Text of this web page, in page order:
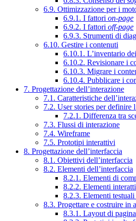
6.9. Ottimizzazione per i
6.9.1. I fattori on-page
6.9.2. I fattori off-page
6.9.3. Strumenti di
6.10. Gestire i contenuti
6.10.1. L’inventario
6.10.2. Revisionare i
6.10.3. Migrare i
6.10.4. Pubblicare i
7. Progettazione dell’interazione
7.1. Caratteristiche
7.2. User stories per definire
7.2.1. Differenza tra
7.3. Flussi di interazione
7.4. Wireframe
7.5. Prototipi interattivi
8. Progettazione dell’interfaccia
8.1. Obiettivi dell’interfaccia
8.2. Elementi dell’interfaccia
8.2.1. Elementi di
8.2.2. Elementi
8.2.3. Elementi
8.3. Progettare e costruire in
8.3.1. Layout di pagina